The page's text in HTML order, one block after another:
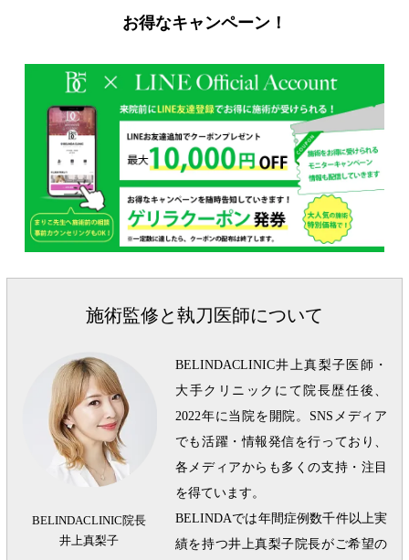
お得なキャンペーン！
施術監修と執刀医師について
BELINDACLINIC院長
井上真梨子
BELINDACLINIC井上真梨子医師・
大手クリニックにて院長歴任後、
2022年に当院を開院。SNSメディア
でも活躍・情報発信を行っており、
各メディアからも多くの支持・注目
を得ています。
BELINDAでは年間症例数千件以上実
績を持つ井上真梨子院長がご希望の